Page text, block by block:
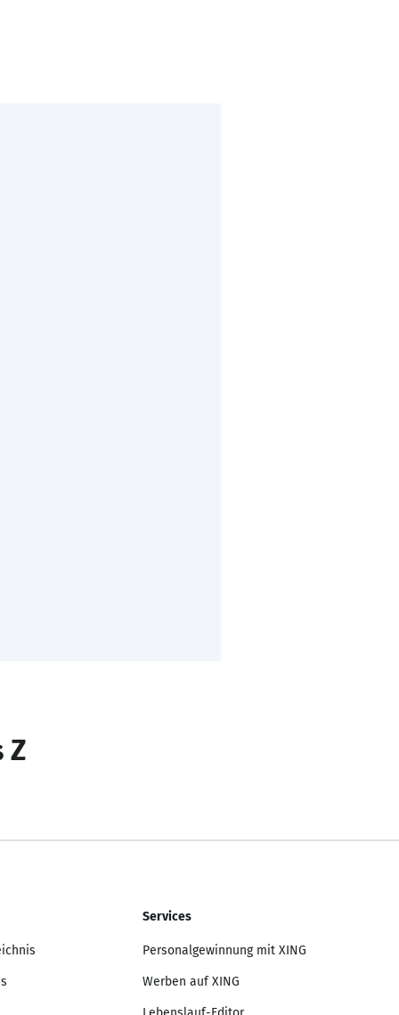
Z
Services
Personalgewinnung mit XING
Werben auf XING